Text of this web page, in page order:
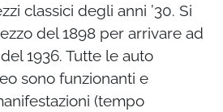
classici degli anni ’30. Si
del 1898 per arrivare ad
1936. Tutte le auto
sono funzionanti e
(tempo